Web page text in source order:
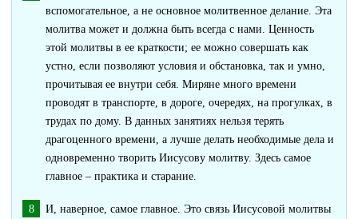
вспомогательное, а не основное молитвенное делание. Эта
молитва может и должна быть всегда с нами. Ценность
этой молитвы в ее краткости; ее можно совершать как
устно, если позволяют условия и обстановка, так и умно,
прочитывая ее внутри себя. Миряне много времени
проводят в транспорте, в дороге, очередях, на прогулках, в
трудах по дому. В данных занятиях нельзя терять
драгоценного времени, а лучше делать необходимые дела и
одновременно творить Иисусову молитву. Здесь самое
главное – практика и старание.
И, наверное, самое главное. Это связь Иисусовой молитвы